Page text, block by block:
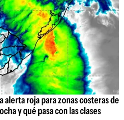
alerta roja para zonas costeras de
y qué pasa con las clases